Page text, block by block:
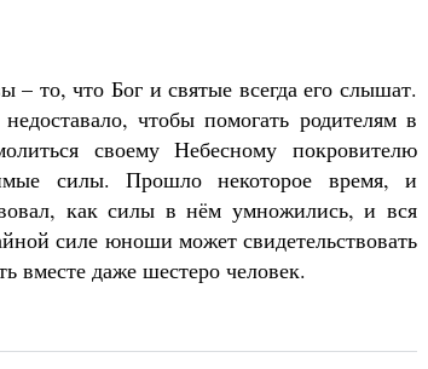
то, что Бог и святые всегда его слышат.
чтобы помогать родителям в
своему Небесному покровителю
силы. Прошло некоторое время, и
как силы в нём умножились, и вся
силе юноши может свидетельствовать
вместе даже шестеро человек.